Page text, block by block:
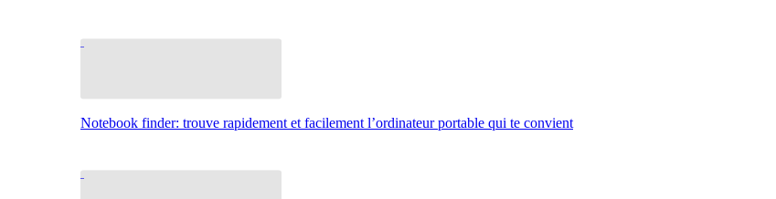
Notebook finder: trouve rapidement et facilement l’ordinateur portable qui te convient